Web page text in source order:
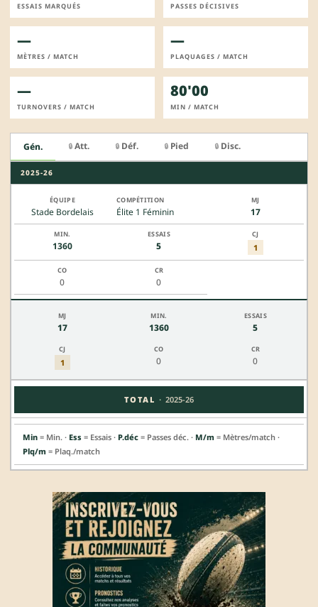
ESSAIS MARQUÉS PASSES DÉCISIVES
—
MÈTRES / MATCH
—
PLAQUAGES / MATCH
—
TURNOVERS / MATCH
80'00
MIN / MATCH
Gén. 🔒 Att. 🔒 Déf. 🔒 Pied 🔒 Disc.
2025-26
Stade Bordelais Élite 1 Féminin 17
1360 5 1
0 0
17 1360 5
1 0 0
TOTAL · 2025-26
Min = Min. · Ess = Essais · P.déc = Passes déc. · M/m = Mètres/match ·
Plq/m = Plaq./match